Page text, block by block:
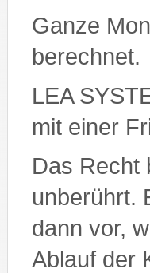
Ganze
berechnet.
LEA
mit einer
Das Recht
unberührt.
dann vor,
Ablauf der